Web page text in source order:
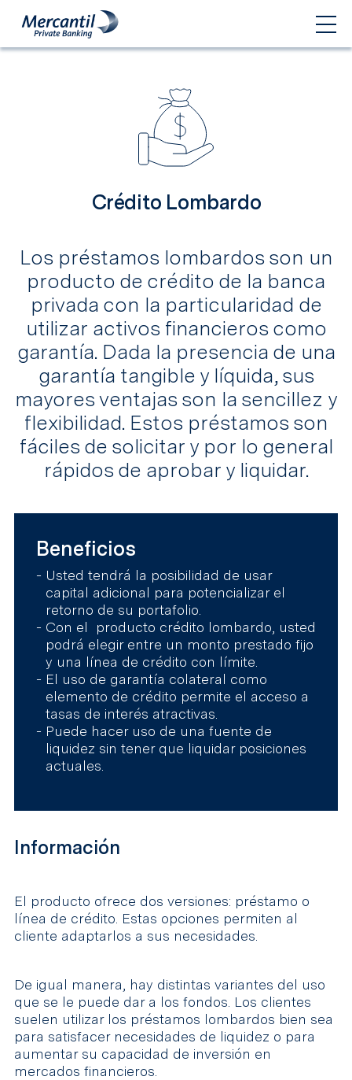
Crédito Lombardo
Los préstamos lombardos son un
producto de crédito de la banca
privada con la particularidad de
utilizar activos financieros como
garantía. Dada la presencia de una
garantía tangible y líquida, sus
mayores ventajas son la sencillez y
flexibilidad. Estos préstamos son
fáciles de solicitar y por lo general
rápidos de aprobar y liquidar.
Beneficios
Usted tendrá la posibilidad de usar
capital adicional para potencializar el
retorno de su portafolio.
Con el producto crédito lombardo, usted
podrá elegir entre un monto prestado fijo
y una línea de crédito con límite.
El uso de garantía colateral como
elemento de crédito permite el acceso a
tasas de interés atractivas.
Puede hacer uso de una fuente de
liquidez sin tener que liquidar posiciones
actuales.
Información
El producto ofrece dos versiones: préstamo o
línea de crédito. Estas opciones permiten al
cliente adaptarlos a sus necesidades.
De igual manera, hay distintas variantes del uso
que se le puede dar a los fondos. Los clientes
suelen utilizar los préstamos lombardos bien sea
para satisfacer necesidades de liquidez o para
aumentar su capacidad de inversión en
mercados financieros.